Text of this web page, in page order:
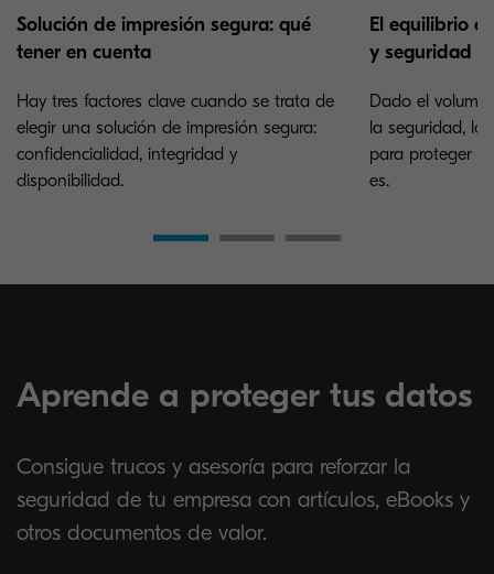
Solución de impresión segura: qué
tener en cuenta
Hay tres factores clave cuando se trata de
elegir una solución de impresión segura:
confidencialidad, integridad y
disponibilidad.
El equilibrio
y seguridad
Dado el
la seguridad, lo
para proteger
es.
Aprende a proteger tus datos
Consigue trucos y asesoría para reforzar la
seguridad de tu empresa con artículos, eBooks y
otros documentos de valor.